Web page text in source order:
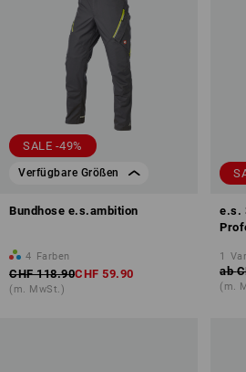
SALE -49%
Verfügbare Größen
Bundhose e.s.ambition
4 Farben
CHF 118.90CHF 59.90
(m. MwSt.)
e.s.
1
ab
(m.